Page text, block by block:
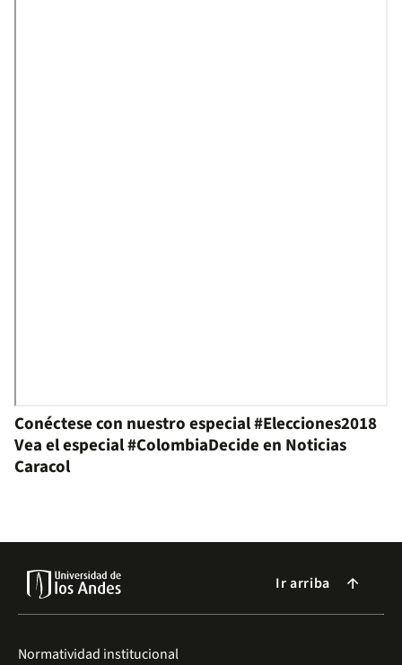
Conéctese con nuestro especial #Elecciones2018
Vea el especial #ColombiaDecide en Noticias
Caracol
Ir arriba arrow_forward
Normatividad institucional